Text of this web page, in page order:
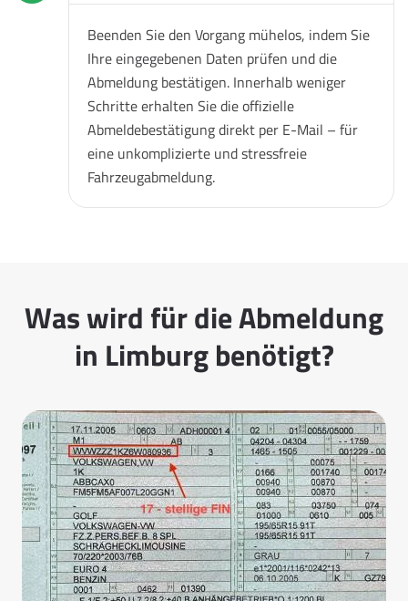
Beenden Sie den Vorgang mühelos, indem Sie
Ihre eingegebenen Daten prüfen und die
Abmeldung bestätigen. Innerhalb weniger
Schritte erhalten Sie die offizielle
Abmeldebestätigung direkt per E-Mail – für
eine unkomplizierte und stressfreie
Fahrzeugabmeldung.
Was wird für die Abmeldung
in Limburg benötigt?